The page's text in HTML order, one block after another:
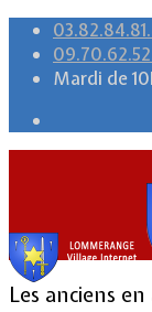
Mardi de
Les anciens en